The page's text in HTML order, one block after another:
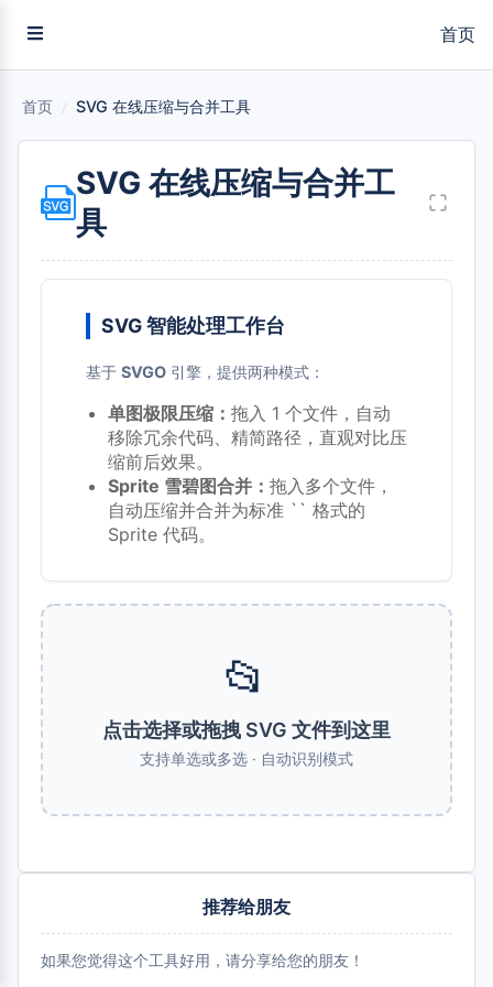
首页
首页 / SVG 在线压缩与合并工具
SVG 在线压缩与合并工
具
SVG 智能处理工作台
基于 SVGO 引擎，提供两种模式：
单图极限压缩： 拖入 1 个文件，自动
移除冗余代码、精简路径，直观对比压
缩前后效果。
Sprite 雪碧图合并： 拖入多个文件，
自动压缩并合并为标准 ` ` 格式的
Sprite 代码。
📂
点击选择或拖拽 SVG 文件到这里
支持单选或多选 · 自动识别模式
推荐给朋友
如果您觉得这个工具好用，请分享给您的朋友！